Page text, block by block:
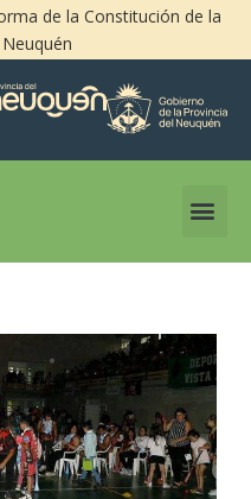
de la Constitución de la